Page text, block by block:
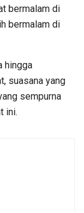
bermalam di
bermalam di
hingga
suasana yang
sempurna
ini.